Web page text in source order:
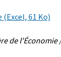
61 Ko)
de